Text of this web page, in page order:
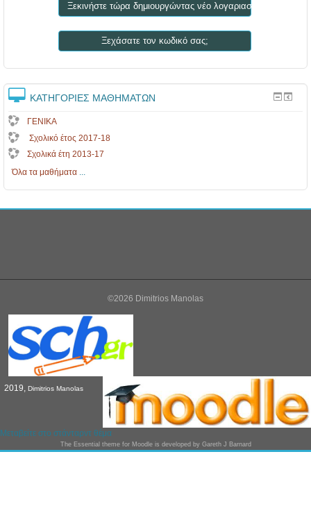
Ξεκινήστε τώρα δημιουργώντας νέο λογαριασμό!
Ξεχάσατε τον κωδικό σας;
ΚΑΤΗΓΟΡΊΕΣ ΜΑΘΗΜΆΤΩΝ
ΓΕΝΙΚΑ
Σχολικό έτος 2017-18
Σχολικά έτη 2013-17
Όλα τα μαθήματα ...
©2026 Dimitrios Manolas
2019, Dimitrios Manolas
Μεταβείτε στο στάνταρντ θέμα
The Essential theme for Moodle is developed by Gareth J Barnard